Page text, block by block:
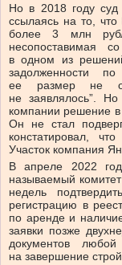
Но в 2018 году суд
ссылаясь на то,
более 3 млн
несопоставимая
в одном из
задолженности
ее размер не
не заявлялось”.
компании решение в
Он не стал
констатировал,
Участок компания
В апреле 2022
называемый
недель
регистрацию в
по аренде и
заявки позже
документов
на завершение